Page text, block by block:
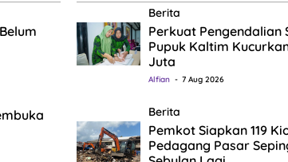
Berita
Perkuat Pengendalian
Pupuk Kaltim
Juta
Alfian 7 Aug 2026
Berita
Pemkot Siapkan 119
Pedagang Pasar